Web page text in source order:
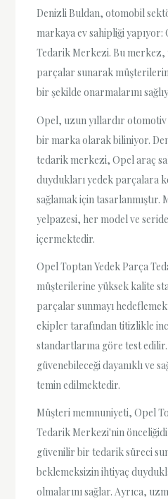
Denizli Buldan, otomobil
markaya ev sahipliği
Tedarik Merkezi. Bu merkez,
parçalar sunarak
bir şekilde onarmalarını
Opel, uzun yıllardır
bir marka olarak biliniyor.
tedarik merkezi, Opel araç
duydukları yedek parçalara
sağlamak için
yelpazesi, her model ve
içermektedir.
Opel Toptan Yedek Parça
müşterilerine yüksek kalite
parçalar sunmayı
ekipler tarafından titizlikle
standartlarına göre test
güvenebileceği dayanıklı ve
temin edilmektedir.
Müşteri memnuniyeti, Opel
Tedarik Merkezi'nin
güvenilir bir tedarik süreci
beklemeksizin ihtiyaç
olmalarını sağlar. Ayrıca,